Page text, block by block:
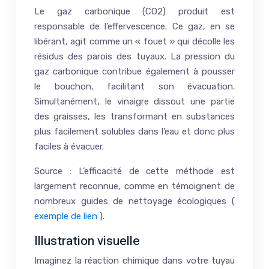
Le gaz carbonique (CO2) produit est
responsable de l’effervescence. Ce gaz, en se
libérant, agit comme un « fouet » qui décolle les
résidus des parois des tuyaux. La pression du
gaz carbonique contribue également à pousser
le bouchon, facilitant son évacuation.
Simultanément, le vinaigre dissout une partie
des graisses, les transformant en substances
plus facilement solubles dans l’eau et donc plus
faciles à évacuer.
Source : L’efficacité de cette méthode est
largement reconnue, comme en témoignent de
nombreux guides de nettoyage écologiques (
exemple de lien ).
Illustration visuelle
Imaginez la réaction chimique dans votre tuyau